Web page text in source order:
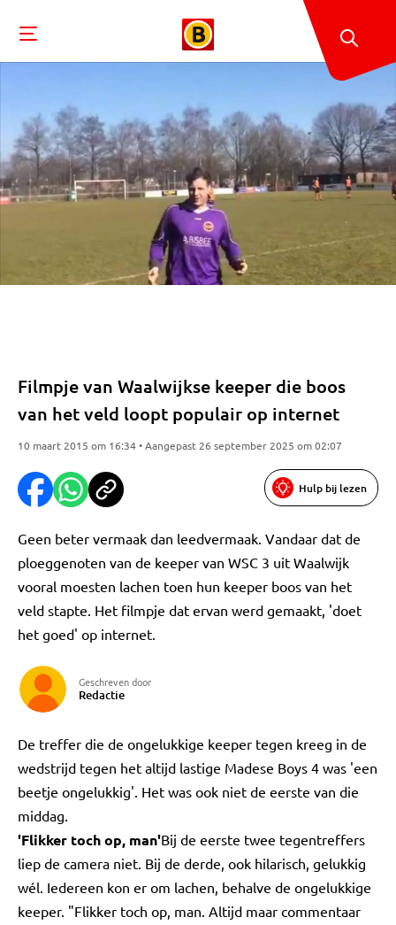
Filmpje van Waalwijkse keeper die boos
van het veld loopt populair op internet
10 maart 2015 om 16:34 • Aangepast 26 september 2025 om 02:07
Hulp bij lezen
Geen beter vermaak dan leedvermaak. Vandaar dat de
ploeggenoten van de keeper van WSC 3 uit Waalwijk
vooral moesten lachen toen hun keeper boos van het
veld stapte. Het filmpje dat ervan werd gemaakt, 'doet
het goed' op internet.
Geschreven door
Redactie
De treffer die de ongelukkige keeper tegen kreeg in de
wedstrijd tegen het altijd lastige Madese Boys 4 was 'een
beetje ongelukkig'. Het was ook niet de eerste van die
middag.
'Flikker toch op, man'Bij de eerste twee tegentreffers
liep de camera niet. Bij de derde, ook hilarisch, gelukkig
wél. Iedereen kon er om lachen, behalve de ongelukkige
keeper. "Flikker toch op, man. Altijd maar commentaar